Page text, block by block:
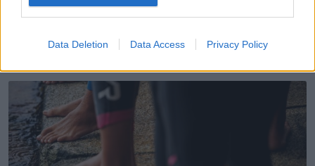
Data Deletion Data Access Privacy Policy
João Fonte reforça equipa de futsal do FC Porto